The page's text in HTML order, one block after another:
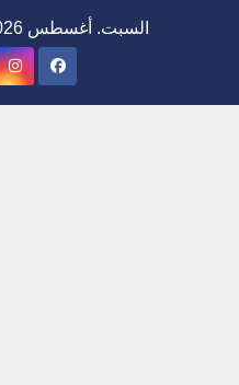
السبت. أغسطس 8th, 2026